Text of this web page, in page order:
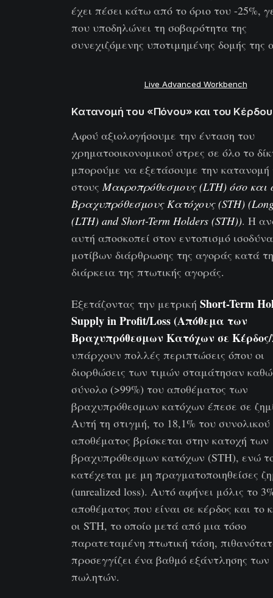
έχει πέσει κάτω από το όριο του -25%,
που υποδηλώνει τη σοβαρότητα της
συνεχιζόμενης υποτιμημένης δομής της
Live Advanced Workbench
Κατανομή του «Πόνου» και του
Αφού αξιολογήσουμε την ένταση του
χρηματοοικονομικού στρες σε όλο το
μπορούμε να εξετάσουμε την κατανομή
στουςΜακροπρόθεσμους (LTH) όσο και
Βραχυπρόθεσμους Κατόχους (STH)
(LTH) and Short-Term Holders (STH)). Η
αυτή αποσκοπεί στον εντοπισμό
μοτίβων διάρθρωσης της αγοράς κατά τη
διάρκεια της πτωτικής αγοράς.
Εξετάζοντας την μετρική Short-Term
Supply in Profit/Loss(Απόθεμα των
Βραχυπρόθεσμων Κατόχων σε
υπάρχουν πολλές περιπτώσεις όπου οι
διορθώσεις των τιμών σταμάτησαν
σύνολο (>99%) του αποθέματος των
βραχυπρόθεσμων κατόχων έπεσε σε
Αυτή τη στιγμή, το 18,1% του συνολικού
αποθέματος βρίσκεται στην κατοχή των
βραχυπρόθεσμων κατόχων (STH), ενώ
κατέχεται με μη πραγματοποιηθείσες
(unrealized loss). Αυτό αφήνει μόλις το
αποθέματος που είναι σε κέρδος και το
οι STH, το οποίο μετά από μια τόσο
παρατεταμένη πτωτική τάση,
προσεγγίζει ένα βαθμό εξάντλησης των
πωλητών.